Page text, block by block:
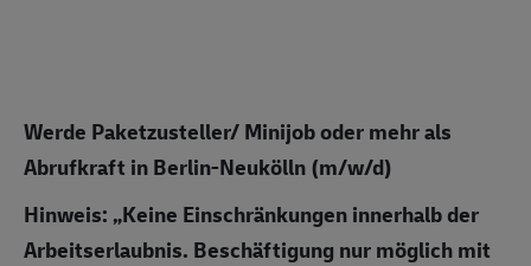
Werde Paketzusteller/ Minijob oder mehr als
Abrufkraft in Berlin-Neukölln (m/w/d)
Hinweis: „Keine Einschränkungen innerhalb der
Arbeitserlaubnis. Beschäftigung nur möglich mit